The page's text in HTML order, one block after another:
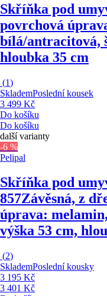
Skříňka pod
povrchová
bílá/antracitová,
hloubka 35 cm
(1)
SklademPoslední kousek
3 499 Kč
Do košíku
Do košíku
další varianty
-6 %
Pelipal
Skříňka pod
857Závěsná, z
úprava:
výška 53 cm,
(2)
SklademPoslední kousky
3 195 Kč
3 401 Kč